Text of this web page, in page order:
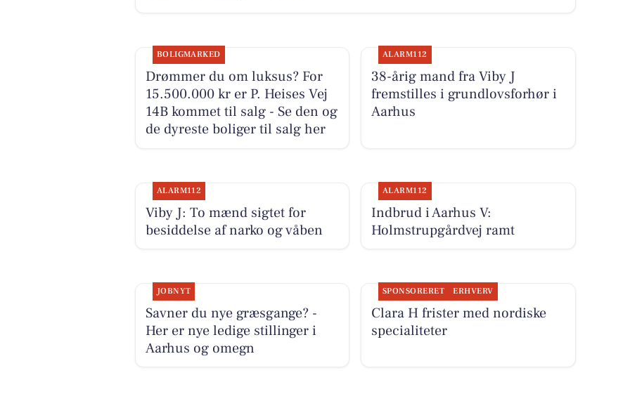
BOLIGMARKED
Drømmer du om luksus? For
15.500.000 kr er P. Heises Vej
14B kommet til salg - Se den og
de dyreste boliger til salg her
ALARM112
38-årig mand fra Viby J
fremstilles i grundlovsforhør i
Aarhus
ALARM112
Viby J: To mænd sigtet for
besiddelse af narko og våben
ALARM112
Indbrud i Aarhus V:
Holmstrupgårdvej ramt
JOBNYT
Savner du nye græsgange? -
Her er nye ledige stillinger i
Aarhus og omegn
SPONSORERET ERHVERV
Clara H frister med nordiske
specialiteter